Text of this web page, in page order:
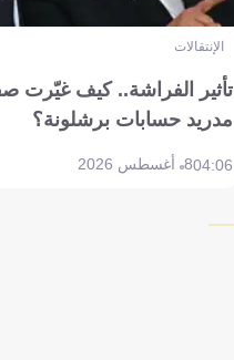
الإنتقالات
تأثير الفراشة.. كيف غيّرت
مدريد حسابات برشلونة؟
04:068 أغسطس 2026